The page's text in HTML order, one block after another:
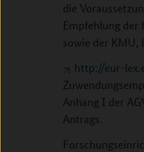
die
Empfehlung
sowie der KMU,
http://eur-
Anhang I der
Antrags.